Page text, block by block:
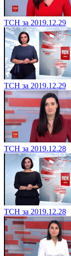
ТСН за 2019.12.29
ТСН за 2019.12.29
ТСН за 2019.12.28
ТСН за 2019.12.28